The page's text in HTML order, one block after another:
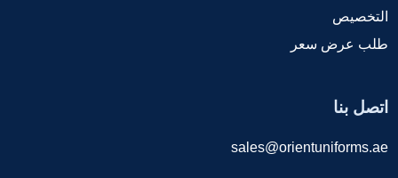
التخصيص
طلب عرض سعر
اتصل بنا
sales@orientuniforms.ae